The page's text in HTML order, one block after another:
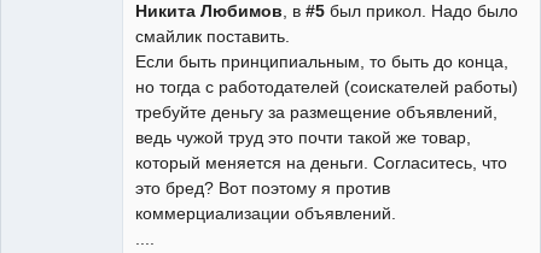
Никита Любимов, в #5 был прикол. Надо было
смайлик поставить.
Если быть принципиальным, то быть до конца,
но тогда с работодателей (соискателей работы)
требуйте деньгу за размещение объявлений,
ведь чужой труд это почти такой же товар,
который меняется на деньги. Согласитесь, что
это бред? Вот поэтому я против
коммерциализации объявлений.
....